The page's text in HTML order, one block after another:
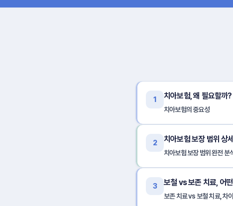
1 치아보험, 왜 필요할까?
치아보험의 중요성
2 치아보험 보장 범위 상
치아보험 보장 범위 완전 분
3 보철 vs 보존 치료, 어
보존 치료 vs 보철 치료, 차